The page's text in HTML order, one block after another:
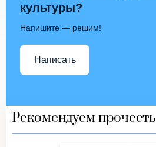
культуры?
Напишите — решим!
Написать
Рекомендуем прочесть